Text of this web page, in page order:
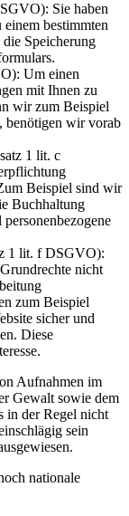
Sie haben
bestimmten
Speicherung
Um einen
mit Ihnen zu
wir zum Beispiel
benötigen wir vorab
1 lit. c
Beispiel sind wir
Buchhaltung
1 lit. f DSGVO):
nicht
zum Beispiel
sicher und
Diese
Aufnahmen im
Gewalt sowie dem
in der Regel nicht
sein
nationale